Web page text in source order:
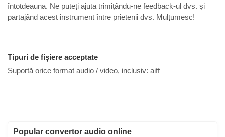
întotdeauna. Ne puteți ajuta trimițându-ne feedback-ul dvs. și
partajând acest instrument între prietenii dvs. Mulțumesc!
Tipuri de fișiere acceptate
Suportă orice format audio / video, inclusiv: aiff
Popular convertor audio online